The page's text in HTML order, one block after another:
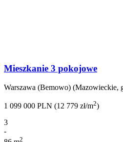
Mieszkanie 3 pokojowe
Warszawa (Bemowo) (Mazowieckie,
1 099 000 PLN (12 779 zł/m2)
3
-
2